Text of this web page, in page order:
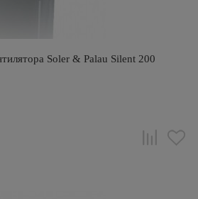
Soler & Palau Silent 200